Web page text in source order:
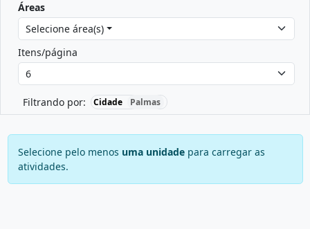
Áreas
Selecione área(s)
Itens/página
Filtrando por: Cidade Palmas
Selecione pelo menos uma unidadepara carregar as
atividades.